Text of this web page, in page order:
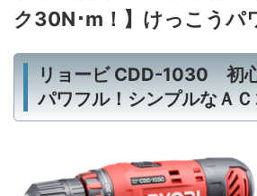
ク30N･m！】けっこうパ
リョービ CDD-1030 初
パワフル！シンプルなＡ